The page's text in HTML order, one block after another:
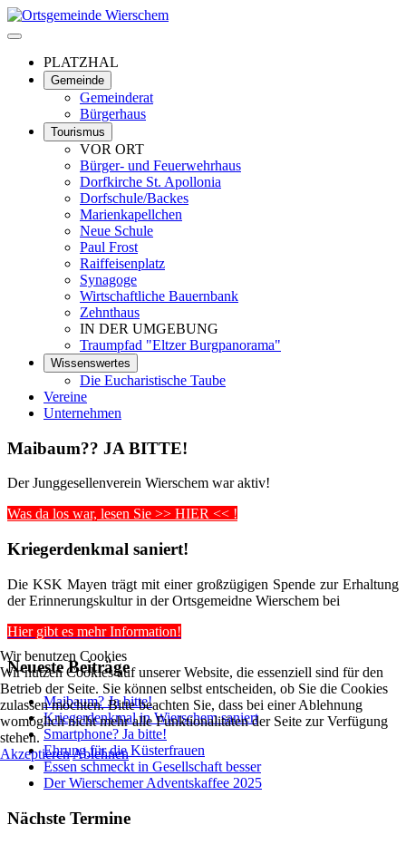
PLATZHAL
Gemeinde
Gemeinderat
Bürgerhaus
Tourismus
VOR ORT
Bürger- und Feuerwehrhaus
Dorfkirche St. Apollonia
Dorfschule/Backes
Marienkapellchen
Neue Schule
Paul Frost
Raiffeisenplatz
Synagoge
Wirtschaftliche Bauernbank
Zehnthaus
IN DER UMGEBUNG
Traumpfad "Eltzer Burgpanorama"
Wissenswertes
Die Eucharistische Taube
Vereine
Unternehmen
Maibaum?? JA BITTE!
Der Junggesellenverein Wierschem war aktiv!
Was da los war, lesen Sie >> HIER << !
Kriegerdenkmal saniert!
Die KSK Mayen trägt mit einer großzügigen Spende zur Erhaltung
der Erinnerungskultur in der Ortsgemeidne Wierschem bei
Hier gibt es mehr Information!
Neueste Beiträge
Maibaum? Ja bitte!
Kriegerdenkmal in Wierschem saniert
Smartphone? Ja bitte!
Ehrung für die Küsterfrauen
Essen schmeckt in Gesellschaft besser
Der Wierschemer Adventskaffee 2025
Nächste Termine
Wir benutzen Cookies
Wir nutzen Cookies auf unserer Website, die essenziell sind für den
Betrieb der Seite. Sie können selbst entscheiden, ob Sie die Cookies
zulassen möchten. Bitte beachten Sie, dass bei einer Ablehnung
womöglich nicht mehr alle Funktionalitäten der Seite zur Verfügung
stehen.
AkzeptierenAblehnen